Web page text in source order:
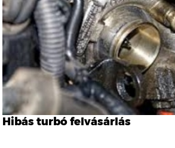
Hibás turbó felvásárlás